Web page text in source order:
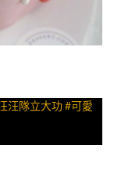
汪隊立大功 #可愛